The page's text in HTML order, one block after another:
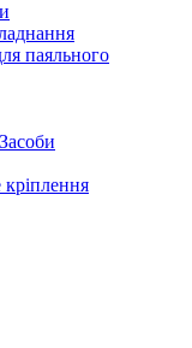
паяльного
Засоби
кріплення